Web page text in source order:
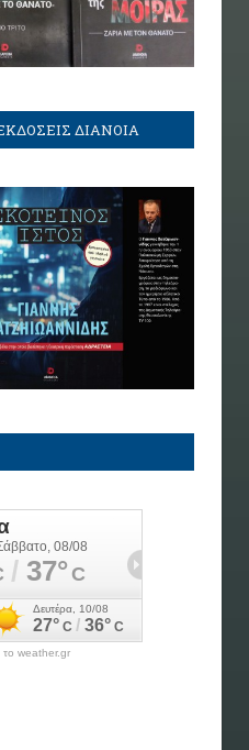
ΔΙΑΝΟΙΑ
weather.gr